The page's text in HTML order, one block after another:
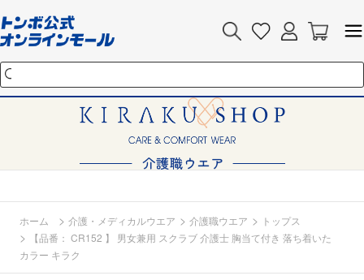
ホーム > 介護・メディカルウエア > 介護職ウエア > トップス
>
【品番： CR152 】 男女兼用 スクラブ 介護士 胸当て付き 落ち着いた
カラー キラク